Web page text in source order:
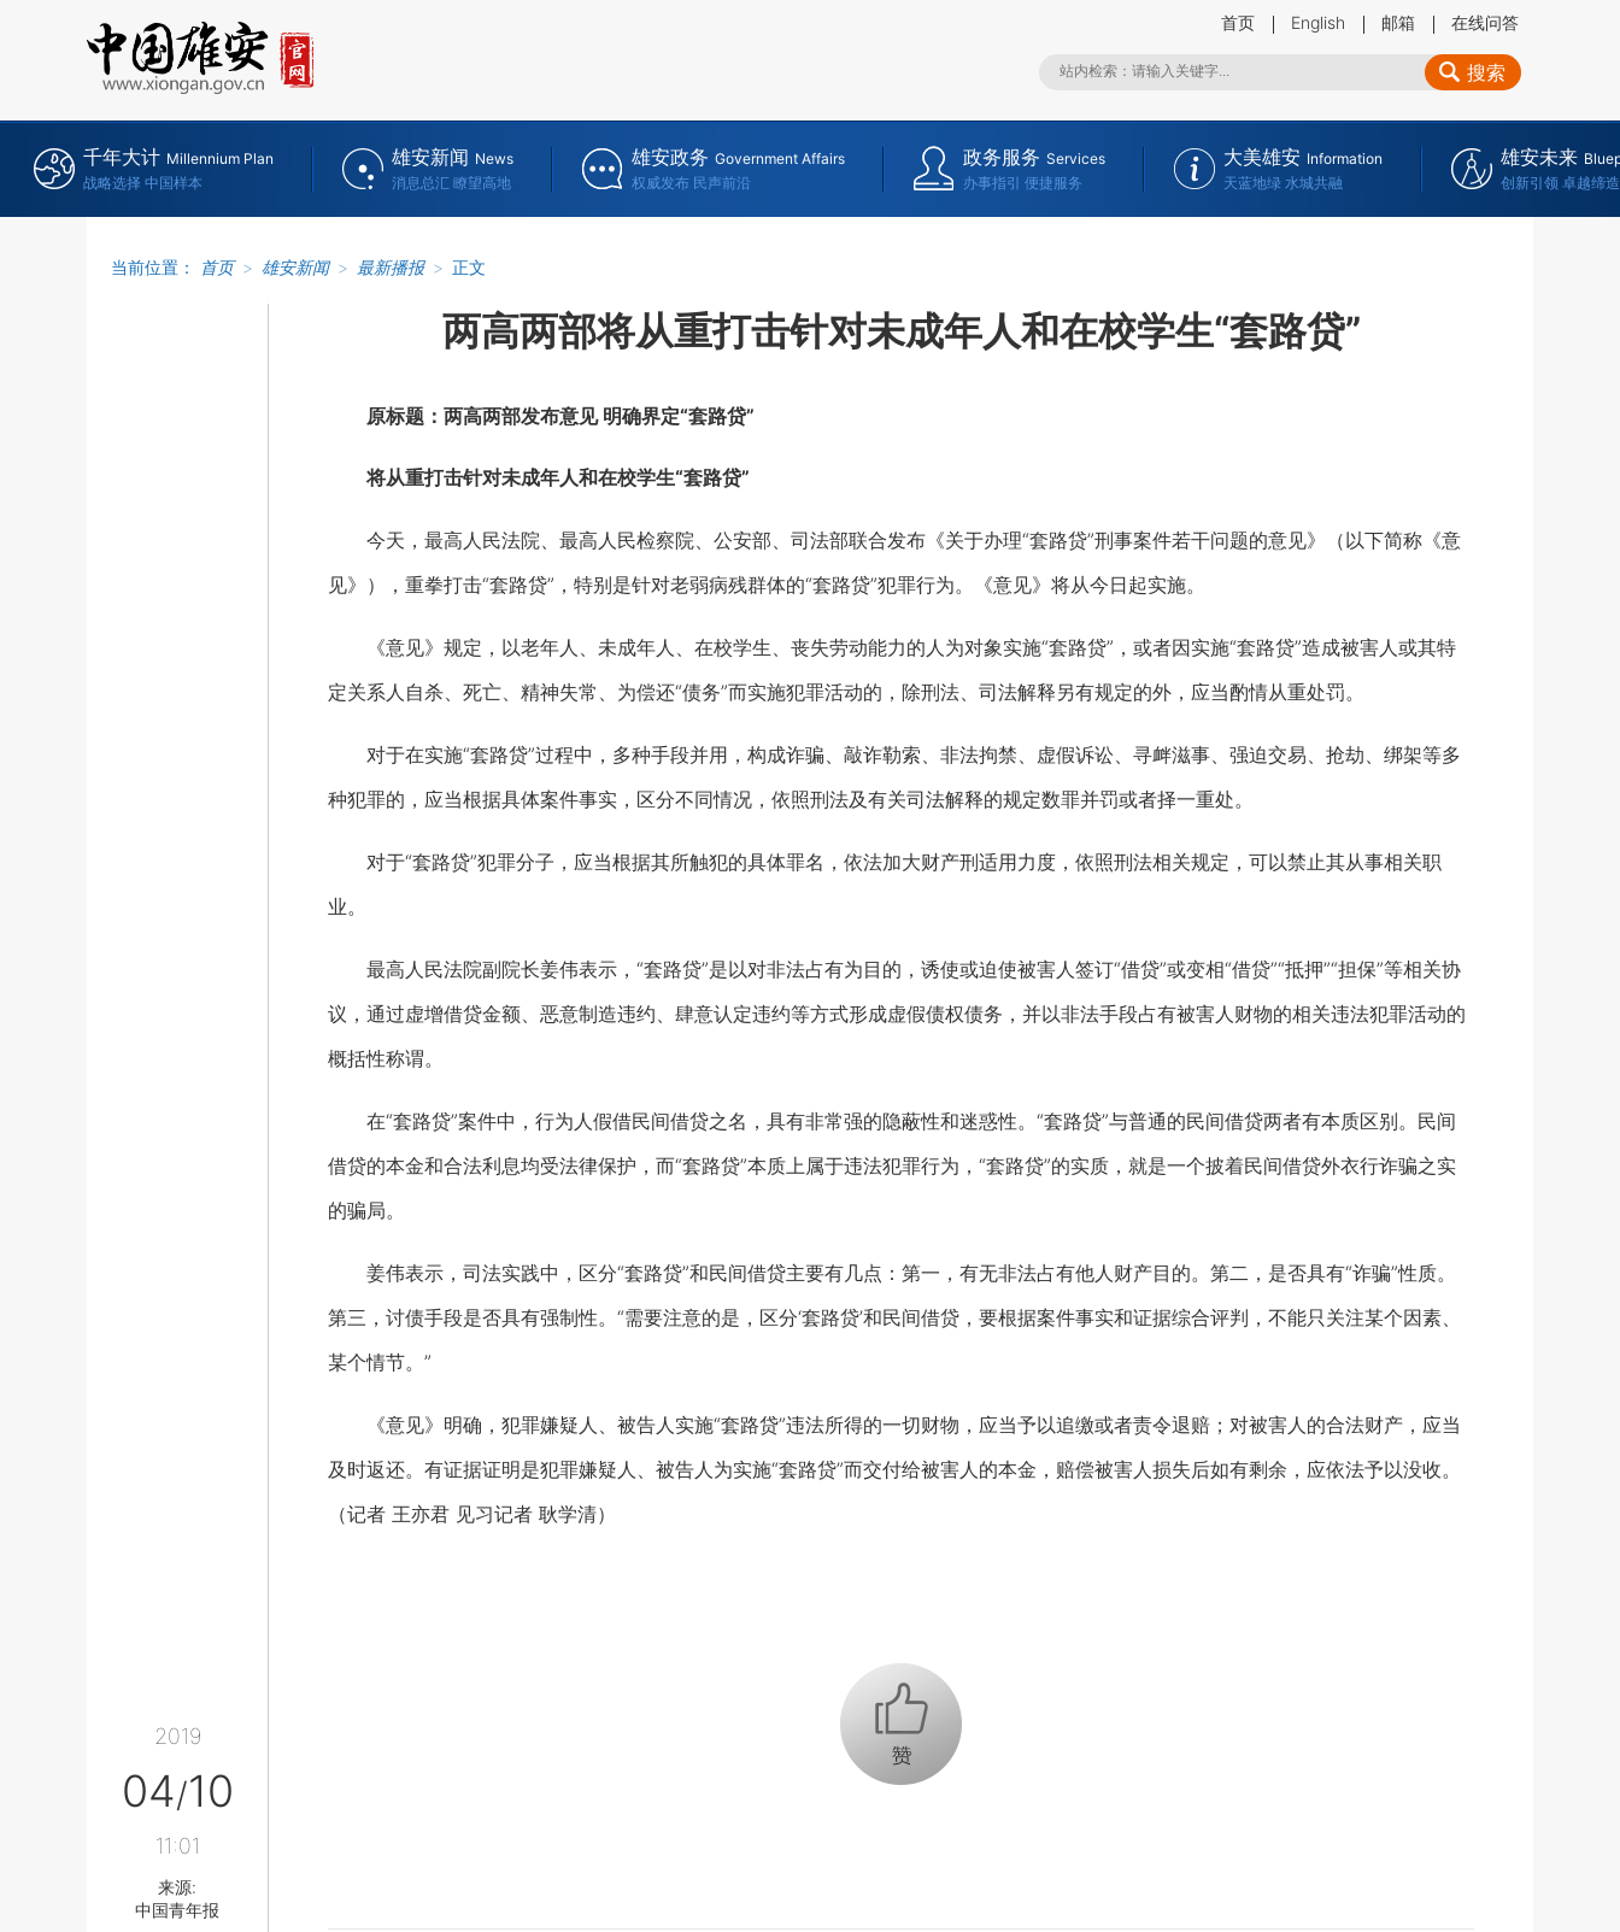
首页 English 邮箱 在线问答
搜索
千年大计 Millennium Plan
战略选择 中国样本
雄安新闻 News
消息总汇 瞭望高地
雄安政务 Government Affairs
权威发布 民声前沿
政务服务 Services
办事指引 便捷服务
大美雄安 Information
天蓝地绿 水城共融
雄安未来
创新引领 卓越缔造
当前位置： 首页 > 雄安新闻 > 最新播报 > 正文
2019
04/10
11:01
来源:
中国青年报
两高两部将从重打击针对未成年人和在校学生“套路贷”
原标题：两高两部发布意见 明确界定“套路贷”
将从重打击针对未成年人和在校学生“套路贷”
今天，最高人民法院、最高人民检察院、公安部、司法部联合发布《关于办理“套路贷”刑事案件若干问题的意见》（以下简称《意
见》），重拳打击“套路贷”，特别是针对老弱病残群体的“套路贷”犯罪行为。《意见》将从今日起实施。
《意见》规定，以老年人、未成年人、在校学生、丧失劳动能力的人为对象实施“套路贷”，或者因实施“套路贷”造成被害人或其特
定关系人自杀、死亡、精神失常、为偿还“债务”而实施犯罪活动的，除刑法、司法解释另有规定的外，应当酌情从重处罚。
对于在实施“套路贷”过程中，多种手段并用，构成诈骗、敲诈勒索、非法拘禁、虚假诉讼、寻衅滋事、强迫交易、抢劫、绑架等多
种犯罪的，应当根据具体案件事实，区分不同情况，依照刑法及有关司法解释的规定数罪并罚或者择一重处。
对于“套路贷”犯罪分子，应当根据其所触犯的具体罪名，依法加大财产刑适用力度，依照刑法相关规定，可以禁止其从事相关职
业。
最高人民法院副院长姜伟表示，“套路贷”是以对非法占有为目的，诱使或迫使被害人签订“借贷”或变相“借贷”“抵押”“担保”等相关协
议，通过虚增借贷金额、恶意制造违约、肆意认定违约等方式形成虚假债权债务，并以非法手段占有被害人财物的相关违法犯罪活动的
概括性称谓。
在“套路贷”案件中，行为人假借民间借贷之名，具有非常强的隐蔽性和迷惑性。“套路贷”与普通的民间借贷两者有本质区别。民间
借贷的本金和合法利息均受法律保护，而“套路贷”本质上属于违法犯罪行为，“套路贷”的实质，就是一个披着民间借贷外衣行诈骗之实
的骗局。
姜伟表示，司法实践中，区分“套路贷”和民间借贷主要有几点：第一，有无非法占有他人财产目的。第二，是否具有“诈骗”性质。
第三，讨债手段是否具有强制性。“需要注意的是，区分‘套路贷’和民间借贷，要根据案件事实和证据综合评判，不能只关注某个因素、
某个情节。”
《意见》明确，犯罪嫌疑人、被告人实施“套路贷”违法所得的一切财物，应当予以追缴或者责令退赔；对被害人的合法财产，应当
及时返还。有证据证明是犯罪嫌疑人、被告人为实施“套路贷”而交付给被害人的本金，赔偿被害人损失后如有剩余，应依法予以没收。
（记者 王亦君 见习记者 耿学清）
+1